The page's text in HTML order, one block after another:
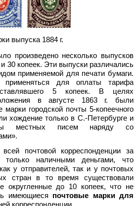
выпуска 1884 г.
произведено несколько выпусков
30 копеек. Эти выпуски различались
применяемой для печати бумаги.
для оплаты тарифа
5 копеек. В целях
в августе 1863 г. были
городской почты 5-копеечного
хождение только в С.-Петербурге и
местных писем наряду со
почтовой корреспонденции за
только наличными деньгами, что
у отправителей, так и у почтовых
стран в то время существовали
округленные до 10 копеек, что не
имеющиеся почтовые марки для